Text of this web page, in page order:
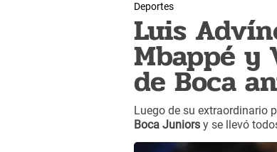
Deportes
Luis
Mbappé
de Boca
Luego de su extraordinario
Boca Juniors y se llevó